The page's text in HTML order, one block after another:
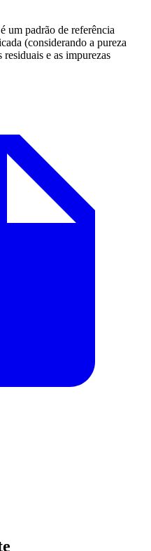
um padrão de referência
(considerando a pureza
e as impurezas